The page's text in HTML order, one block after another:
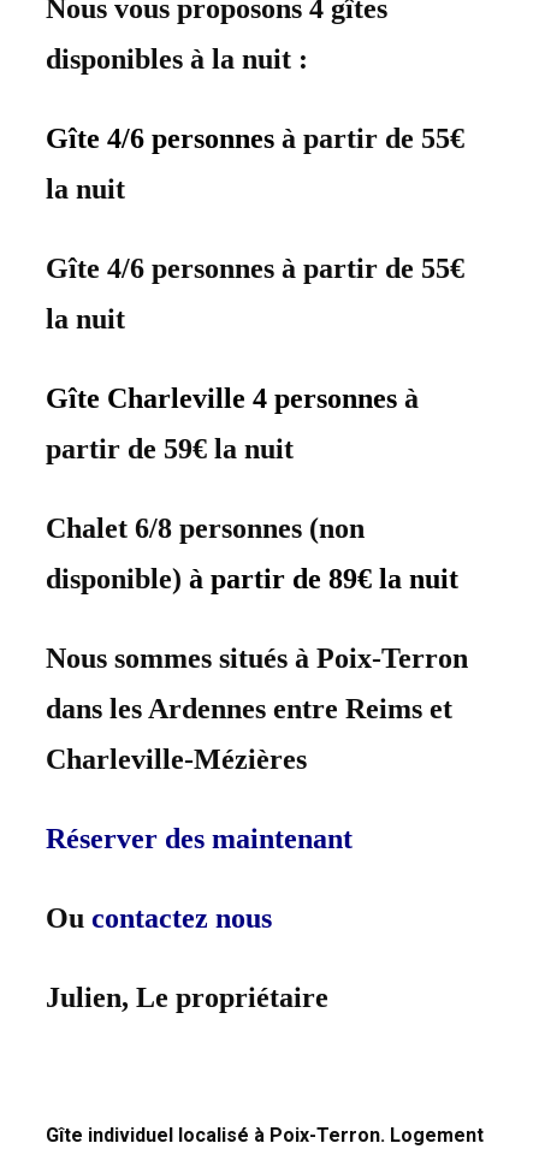
Nous vous proposons 4 gîtes
disponibles à la nuit :
Gîte 4/6 personnes à partir de 55€
la nuit
Gîte 4/6 personnes à partir de 55€
la nuit
Gîte Charleville 4 personnes à
partir de 59€ la nuit
Chalet 6/8 personnes (non
disponible) à partir de 89€ la nuit
Nous sommes situés à Poix-Terron
dans les Ardennes entre Reims et
Charleville-Mézières
Réserver des maintenant
Ou contactez nous
Julien, Le propriétaire
Gîte individuel localisé à Poix-Terron. Logement